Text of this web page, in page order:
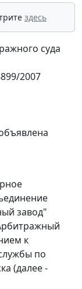
здесь
суда
2007
завод"
к
по
(далее -